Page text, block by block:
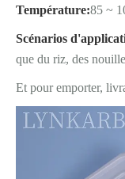
Température:85 ~
Scénarios
que du riz, des
Et pour emporter,